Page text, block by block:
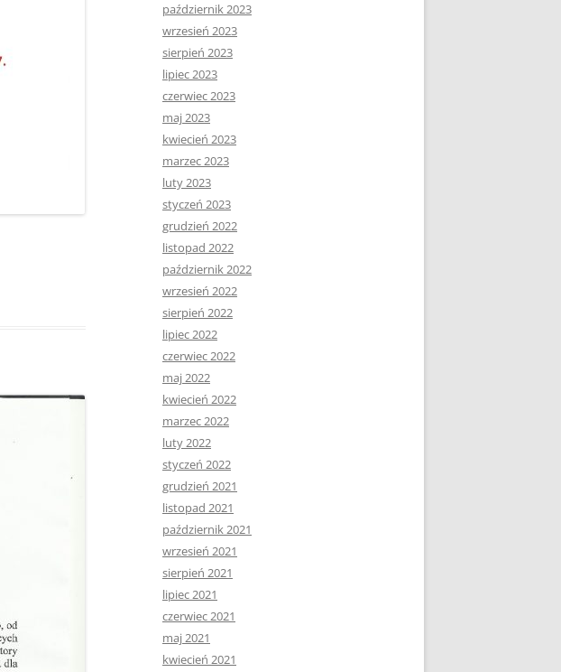
październik 2023
wrzesień 2023
sierpień 2023
lipiec 2023
czerwiec 2023
maj 2023
kwiecień 2023
marzec 2023
luty 2023
styczeń 2023
grudzień 2022
listopad 2022
październik 2022
wrzesień 2022
sierpień 2022
lipiec 2022
czerwiec 2022
maj 2022
kwiecień 2022
marzec 2022
luty 2022
styczeń 2022
grudzień 2021
listopad 2021
październik 2021
wrzesień 2021
sierpień 2021
lipiec 2021
czerwiec 2021
maj 2021
kwiecień 2021